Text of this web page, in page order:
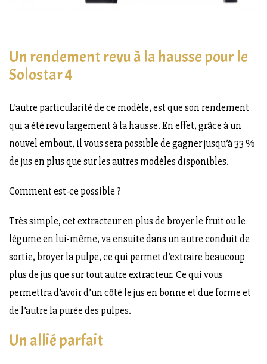
Un rendement revu à la hausse pour le
Solostar 4
L’autre particularité de ce modèle, est que son rendement
qui a été revu largement à la hausse. En effet, grâce à un
nouvel embout, il vous sera possible de gagner jusqu’à 33 %
de jus en plus que sur les autres modèles disponibles.
Comment est-ce possible ?
Très simple, cet extracteur en plus de broyer le fruit ou le
légume en lui-même, va ensuite dans un autre conduit de
sortie, broyer la pulpe, ce qui permet d’extraire beaucoup
plus de jus que sur tout autre extracteur. Ce qui vous
permettra d’avoir d’un côté le jus en bonne et due forme et
de l’autre la purée des pulpes.
Un allié parfait